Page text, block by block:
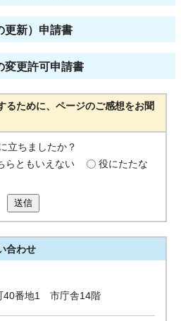
更新）申請書
変更許可申請書
るために、ページのご感想をお聞
立ちましたか？
らともいえない
役にたたな
送信
合わせ
40番地1 市庁舎14階